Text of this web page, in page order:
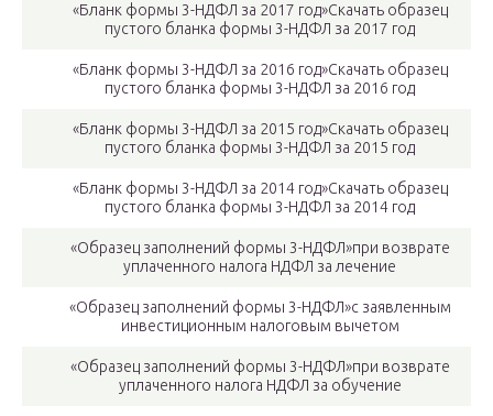
«Бланк формы 3-НДФЛ за 2017 год»Скачать образец
пустого бланка формы 3-НДФЛ за 2017 год
«Бланк формы 3-НДФЛ за 2016 год»Скачать образец
пустого бланка формы 3-НДФЛ за 2016 год
«Бланк формы 3-НДФЛ за 2015 год»Скачать образец
пустого бланка формы 3-НДФЛ за 2015 год
«Бланк формы 3-НДФЛ за 2014 год»Скачать образец
пустого бланка формы 3-НДФЛ за 2014 год
«Образец заполнений формы 3-НДФЛ»при возврате
уплаченного налога НДФЛ за лечение
«Образец заполнений формы 3-НДФЛ»с заявленным
инвестиционным налоговым вычетом
«Образец заполнений формы 3-НДФЛ»при возврате
уплаченного налога НДФЛ за обучение